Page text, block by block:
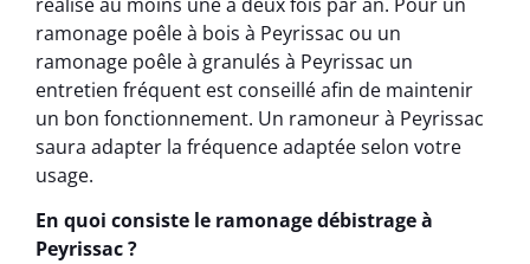
ramonage poêle à bois à Peyrissac ou un
ramonage poêle à granulés à Peyrissac un
entretien fréquent est conseillé afin de maintenir
un bon fonctionnement. Un ramoneur à Peyrissac
saura adapter la fréquence adaptée selon votre
usage.
En quoi consiste le ramonage débistrage à
Peyrissac ?